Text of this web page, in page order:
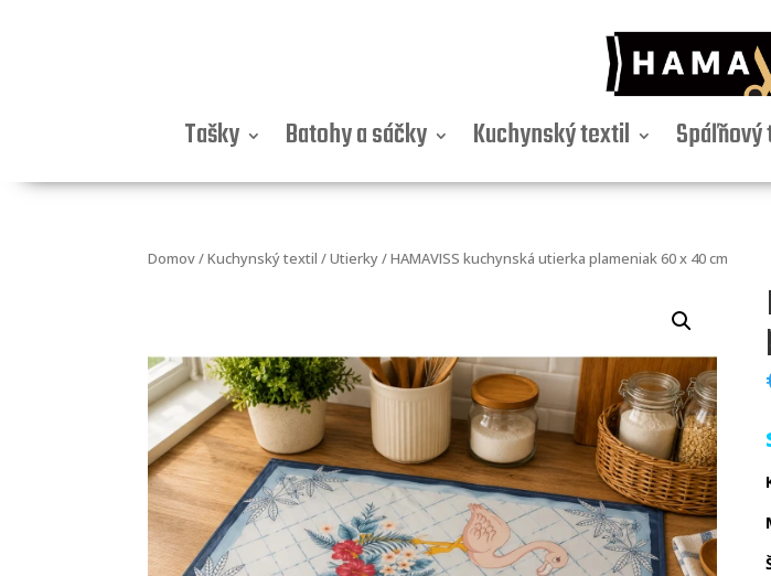
Tašky Batohy a sáčky Kuchynský textil
Domov/Kuchynský textil /Utierky/ HAMAVISS kuchynská utierka plameniak 60 x 40 cm